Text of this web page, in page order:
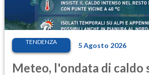
TENDENZA 5 Agosto 2026
Meteo, l'ondata di caldo